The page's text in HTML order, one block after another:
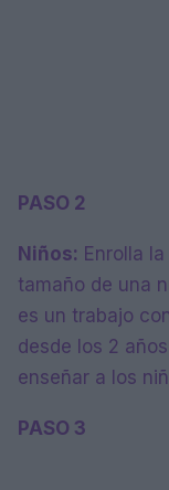
PASO 2
Niños: Enrolla
tamaño de una
es un trabajo
desde los 2
enseñar a los
PASO 3